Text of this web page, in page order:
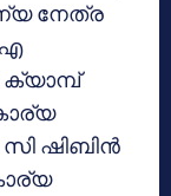
നേത്ര
ഐ
സി ഷിബിൻ